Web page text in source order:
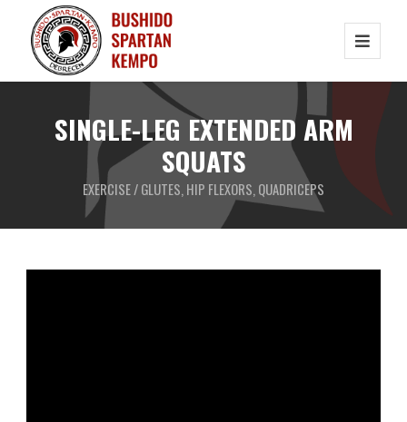
SINGLE-LEG EXTENDED ARM
SQUATS
EXERCISE / GLUTES, HIP FLEXORS, QUADRICEPS